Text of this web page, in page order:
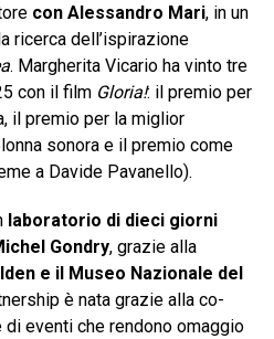
con Alessandro Mari, in un
ricerca dell’ispirazione
. Margherita Vicario ha vinto tre
con il film Gloria!: il premio per
il premio per la miglior
sonora e il premio come
a Davide Pavanello).
laboratorio di dieci giorni
Gondry, grazie alla
e il Museo Nazionale del
è nata grazie alla co-
eventi che rendono omaggio